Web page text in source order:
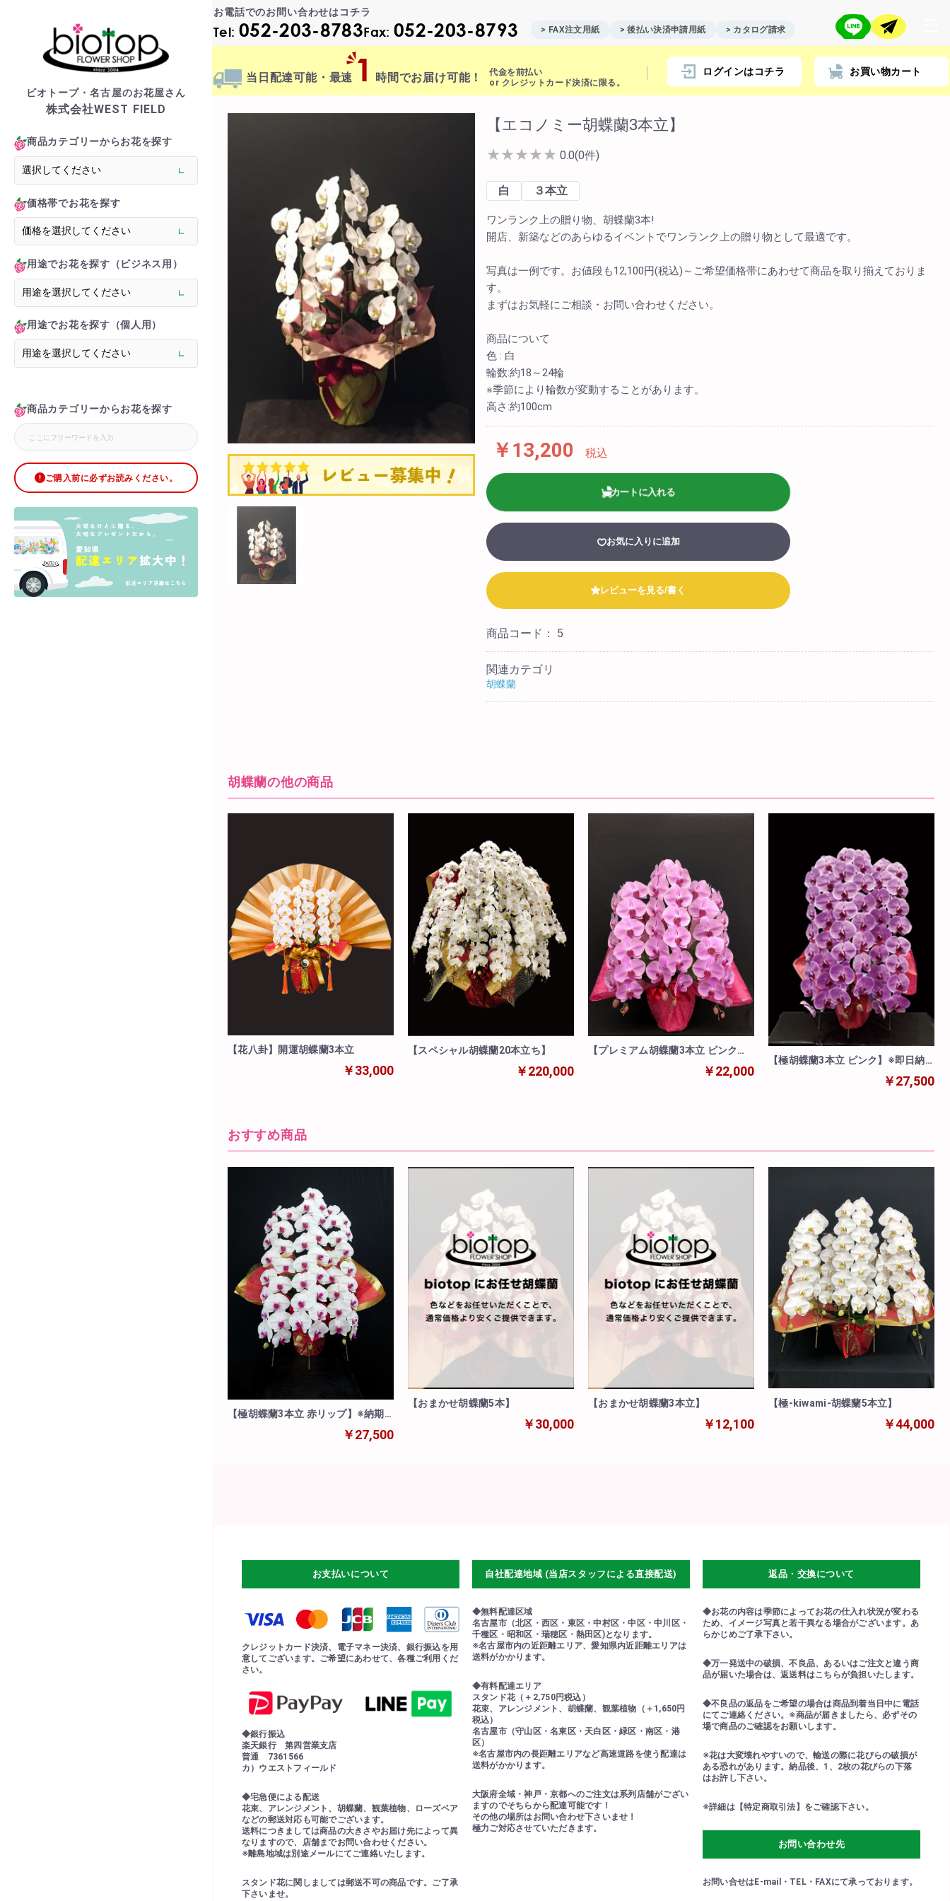
ビオトープ・名古屋のお花屋さん
株式会社WEST FIELD
商品カテゴリーからお花を探す
価格帯でお花を探す
用途でお花を探す（ビジネス用）
用途でお花を探す（個人用）
商品カテゴリーからお花を探す
ご購入前に必ずお読みください。
お電話でのお問い合わせはコチラ
Tel: 052-203-8783Fax: 052-203-8793 > FAX注文用紙 > 後払い決済申請用紙 > カタログ請求
当日配達可能・最速 1 時間でお届け可能！
代金を前払い
or クレジットカード決済に限る。
ログインはコチラ お買い物カート
biotop Site Contents
> バルーンスタンド
> オーダーメイド
> フラワーアレンジメント
> バルーン＆ぬいぐるみアレンジメント
> 花束(フラワーブーケ)
> バルーン＆ぬいぐるみ花束
> メモリアルフラワー
> ラグジュアリーフラワー
> サプライズ装飾・ホテル装飾
> バルーン装飾
> シャンパンタワー
> アーチ
> ブリザードフラワー
> ボックスフラワー
> ローズベア
> 金額調整オプション
サプライズ装飾ギャラリー
FAX注文用紙
カタログ請求
配達可能エリア
スタッフブログ
biotopについて
法人様向け
会社概要
採用情報
> biotop 心斎橋店
> biotop 阪神尼崎店
> biotop 南船場店
Fax:052-203-8793
【エコノミー胡蝶蘭3本立】
★★★★★ 0.0(0件)
白 ３本立
ワンランク上の贈り物、胡蝶蘭3本!
開店、新築などのあらゆるイベントでワンランク上の贈り物として最適です。
写真は一例です。お値段も12,100円(税込)～ご希望価格帯にあわせて商品を取り揃えておりま
す。
まずはお気軽にご相談・お問い合わせください。
商品について
色 : 白
輪数:約18～24輪
※季節により輪数が変動することがあります。
高さ:約100cm
￥13,200 税込
カートに入れる
お気に入りに追加
レビューを見る/書く
商品コード： 5
関連カテゴリ
胡蝶蘭
胡蝶蘭の他の商品
【花八卦】開運胡蝶蘭3本立
￥33,000
【スペシャル胡蝶蘭20本立ち】
￥220,000
【プレミアム胡蝶蘭3本立 ピンク】
※即日納品希望の場合は要問合￥22,000
【極胡蝶蘭3本立 ピンク】※即日納
￥27,500
おすすめ商品
【極胡蝶蘭3本立 赤リップ】※納期
有(ご注文から10日間以上)￥27,500
【おまかせ胡蝶蘭5本】
￥30,000
【おまかせ胡蝶蘭3本立】
￥12,100
【極‐kiwami‐胡蝶蘭5本立】
￥44,000
お支払いについて
クレジットカード決済、電子マネー決済、銀行振込を用
意してございます。ご希望にあわせて、各種ご利用くだ
さい。
◆銀行振込
楽天銀行 第四営業支店
普通 7361566
カ）ウエストフィールド
◆宅急便による配送
花束、アレンジメント、胡蝶蘭、観葉植物、ローズベア
などの郵送対応も可能でございます。
送料につきましては商品の大きさやお届け先によって異
なりますので、店舗までお問い合わせください。
※離島地域は別途メールにてご連絡いたします。
スタンド花に関しましては郵送不可の商品です。ご了承
下さいませ。
自社配達地域 (当店スタッフによる直接配送)
◆無料配達区域
名古屋市（北区・西区・東区・中村区・中区・中川区・
千種区・昭和区・瑞穂区・熱田区)となります。
※名古屋市内の近距離エリア、愛知県内近距離エリアは
送料がかかります。
◆有料配達エリア
スタンド花（＋2,750円税込）
花束、アレンジメント、胡蝶蘭、観葉植物（＋1,650円
税込）
名古屋市（守山区・名東区・天白区・緑区・南区・港
区）
※名古屋市内の長距離エリアなど高速道路を使う配達は
送料がかかります。
大阪府全域・神戸・京都へのご注文は系列店舗がござい
ますのでそちらから配達可能です！
その他の場所はお問い合わせ下さいませ！
極力ご対応させていただきます。
返品・交換について
◆お花の内容は季節によってお花の仕入れ状況が変わる
ため、イメージ写真と若干異なる場合がございます。あ
らかじめご了承下さい。
◆万一発送中の破損、不良品、あるいはご注文と違う商
品が届いた場合は、返送料はこちらが負担いたします。
◆不良品の返品をご希望の場合は商品到着当日中に電話
にてご連絡ください。※商品が届きましたら、必ずその
場で商品のご確認をお願いします。
※花は大変壊れやすいので、輸送の際に花びらの破損が
ある恐れがあります。納品後、1、2枚の花びらの下落
はお許し下さい。
※詳細は【特定商取引法】をご確認下さい。
お問い合わせ先
お問い合せはE-mail・TEL・FAXにて承っております。